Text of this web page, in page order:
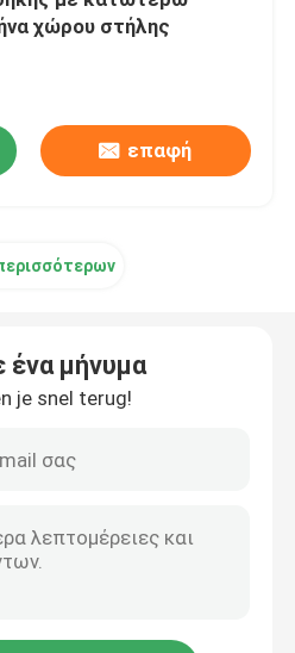
χώρου στήλης
επαφή
μήνυμα
je snel terug!